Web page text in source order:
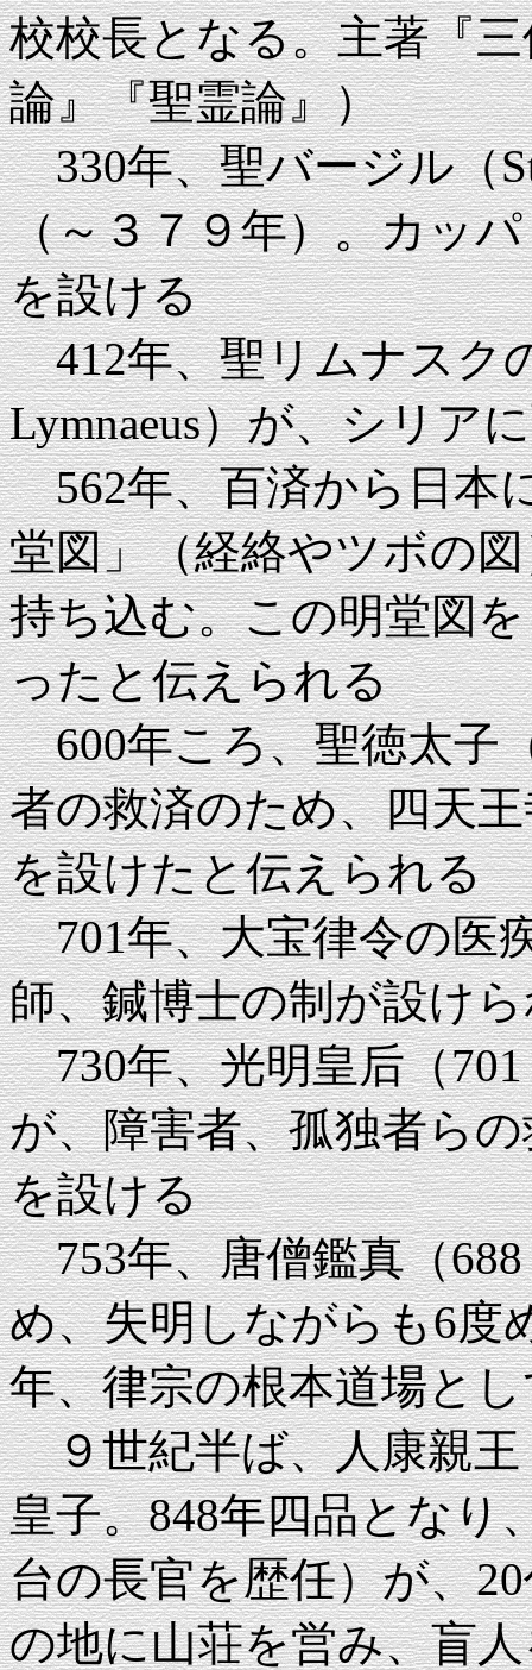
校校長となる。主著『
論』『聖霊論』）
330年、聖バージル（
（～３７９年）。カッ
を設ける
412年、聖リムナスク
Lymnaeus）が、シリア
562年、百済から日本
堂図」（経絡やツボの
持ち込む。この明堂図
ったと伝えられる
600年ころ、聖徳太子
者の救済のため、四天
を設けたと伝えられる
701年、大宝律令の医
師、鍼博士の制が設け
730年、光明皇后（701
が、障害者、孤独者ら
を設ける
753年、唐僧鑑真（688
め、失明しながらも6度
年、律宗の根本道場と
９世紀半ば、人康親王
皇子。848年四品となり
台の長官を歴任）が、
の地に山荘を営み、盲